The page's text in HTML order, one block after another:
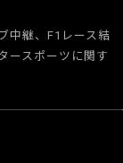
中継、F1レース結
ースポーツに関す